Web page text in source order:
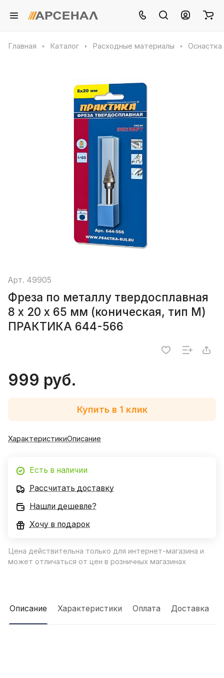
Главная Каталог Расходные материалы
Арт. 49905
Фреза по металлу твердосплавная
8 х 20 х 65 мм (коническая, тип M)
ПРАКТИКА 644-566
999 руб.
Купить в 1 клик
ХарактеристикиОписание
Есть в наличии
Рассчитать доставку
Нашли дешевле?
Хочу в подарок
Цена действительна только для интернет-магазина и
может отличаться от цен в розничных магазинах
Описание Характеристики Оплата Доставка